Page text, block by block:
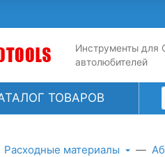
Инструменты для
автолюбителей
ТОВАРОВ
Расходные материалы